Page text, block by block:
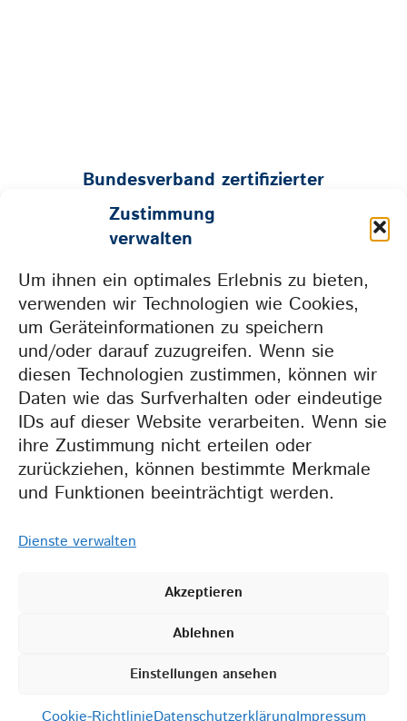
Zustimmung
verwalten
Um ihnen ein optimales Erlebnis zu bieten,
verwenden wir Technologien wie Cookies,
um Geräteinformationen zu speichern
und/oder darauf zuzugreifen. Wenn sie
diesen Technologien zustimmen, können wir
Daten wie das Surfverhalten oder eindeutige
IDs auf dieser Website verarbeiten. Wenn sie
ihre Zustimmung nicht erteilen oder
zurückziehen, können bestimmte Merkmale
und Funktionen beeinträchtigt werden.
Dienste verwalten
Akzeptieren
Ablehnen
Einstellungen ansehen
Bundesverband zertifizierter
Tierphysiotherapeuten e.V.
Geschäftsstelle:
Tel. 0157 73604665 • info@bzt-ev.de
Weil wir gemeinsam
mehr erreichen.
2026 BZT •IMPRESSUM
COOKIE-RICHTLINIEN (EU)